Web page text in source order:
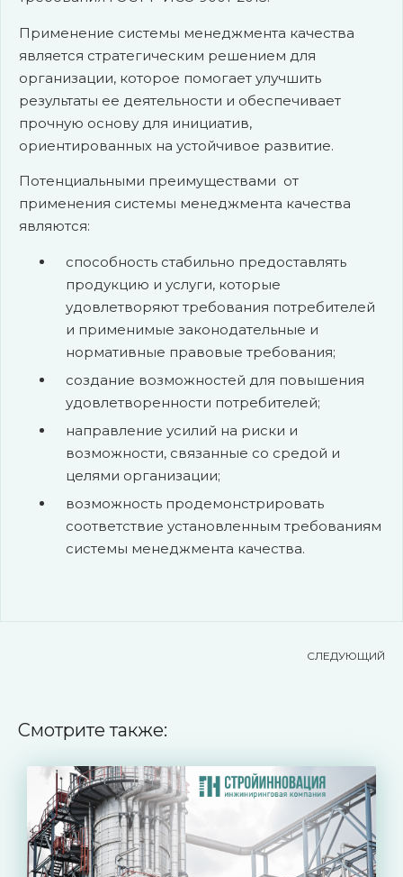
Применение системы менеджмента качества
является стратегическим решением для
организации, которое помогает улучшить
результаты ее деятельности и обеспечивает
прочную основу для инициатив,
ориентированных на устойчивое развитие.
Потенциальными преимуществами от
применения системы менеджмента качества
являются:
способность стабильно предоставлять
продукцию и услуги, которые
удовлетворяют требования потребителей
и применимые законодательные и
нормативные правовые требования;
создание возможностей для повышения
удовлетворенности потребителей;
направление усилий на риски и
возможности, связанные со средой и
целями организации;
возможность продемонстрировать
соответствие установленным требованиям
системы менеджмента качества.
СЛЕДУЮЩИЙ
Смотрите также: